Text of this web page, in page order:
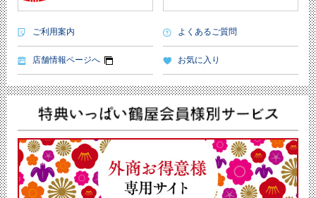
ご利用案内 よくあるご質問
店舗情報ページへ お気に入り